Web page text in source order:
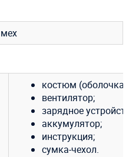
костюм (оболочка);
вентилятор;
зарядное
аккумулятор;
инструкция;
сумка-чехол.